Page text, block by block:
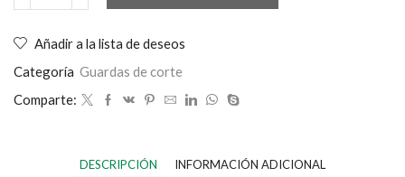
Añadir a la lista de deseos
Categoría Guardas de corte
Comparte:
DESCRIPCIÓN INFORMACIÓN ADICIONAL